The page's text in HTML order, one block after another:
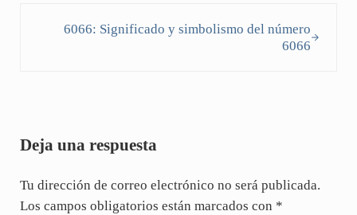
6066: Significado y simbolismo del número
6066
Deja una respuesta
Tu dirección de correo electrónico no será publicada.
Los campos obligatorios están marcados con *